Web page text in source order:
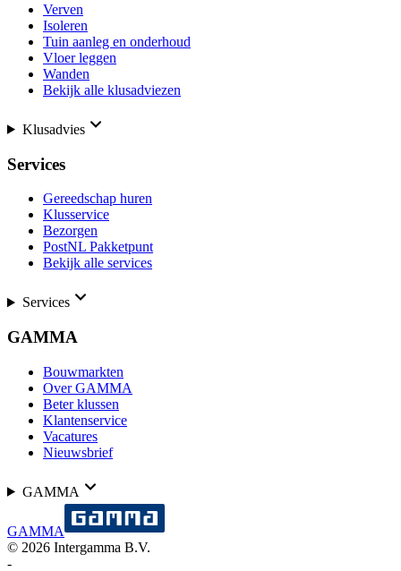
Verven
Isoleren
Tuin aanleg en onderhoud
Vloer leggen
Wanden
Bekijk alle klusadviezen
Klusadvies
Services
Gereedschap huren
Klusservice
Bezorgen
PostNL Pakketpunt
Bekijk alle services
Services
GAMMA
Bouwmarkten
Over GAMMA
Beter klussen
Klantenservice
Vacatures
Nieuwsbrief
GAMMA
GAMMA
© 2026 Intergamma B.V.
-